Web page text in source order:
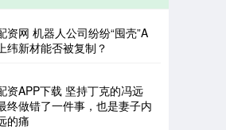
资网 机器人公司纷纷“囤壳”A
纬新材能否被复制？
资APP下载 坚持丁克的冯远
终做错了一件事，也是妻子内
的痛